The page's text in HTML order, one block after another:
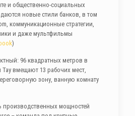
и общественно-социальных
новые стили банков, в том
коммуникационные стратегии,
и даже мультфильмы
)
96 квадратных метров в
вмещают 13 рабочих мест,
зону, ванную комнату
производственных мощностей